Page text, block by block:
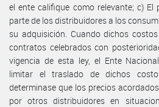
el ente califique como relevante; c)
parte de los distribuidores a los
su adquisición. Cuando dichos
contratos celebrados con
vigencia de esta ley, el Ente
limitar el traslado de dichos
determinase que los precios
por otros distribuidores en